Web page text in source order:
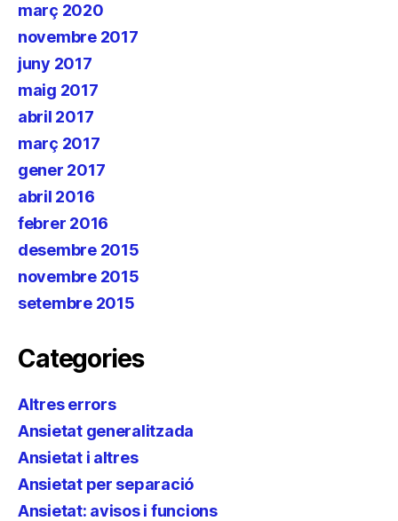
març 2020
novembre 2017
juny 2017
maig 2017
abril 2017
març 2017
gener 2017
abril 2016
febrer 2016
desembre 2015
novembre 2015
setembre 2015
Categories
Altres errors
Ansietat generalitzada
Ansietat i altres
Ansietat per separació
Ansietat: avisos i funcions